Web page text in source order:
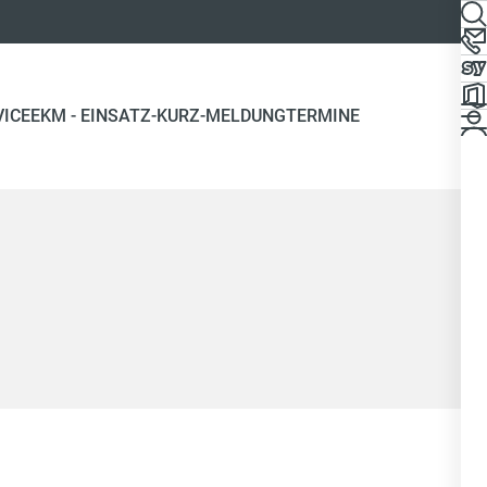
EKM - EINSATZ-KURZ-MELDUNGTERMINE(CURRENT)